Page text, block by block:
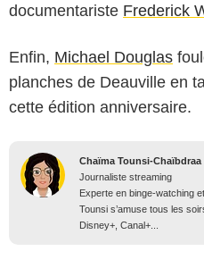
documentariste Frederick
Enfin, Michael Douglas
planches de Deauville en
cette édition anniversaire.
Chaïma Tounsi-Chaïbdraa
Journaliste streaming
Experte en binge-watching
Tounsi s’amuse tous les
Disney+, Canal+...